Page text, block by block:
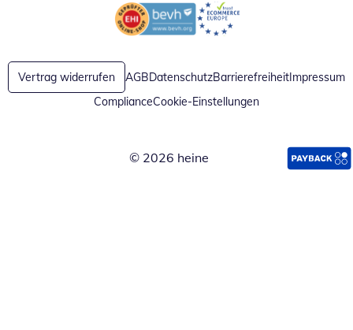
Öffnet in neuem FensterÖffnet in neuem Fenster
Vertrag widerrufen AGBDatenschutzBarrierefreiheitImpressum
ComplianceCookie-Einstellungen
© 2026 heine